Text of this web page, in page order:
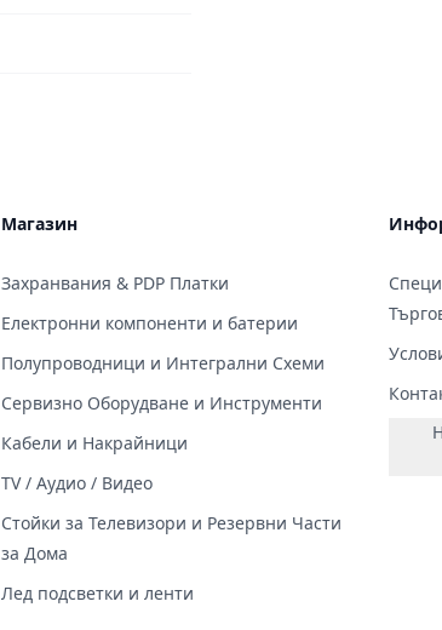
Магазин
Захранвания & PDP Платки
Електронни компоненти и батерии
Полупроводници и Интегрални Схеми
Сервизно Оборудване и Инструменти
Кабели и Накрайници
TV / Аудио / Видео
Стойки за Телевизори и Резервни Части
за Дома
Лед подсветки и ленти